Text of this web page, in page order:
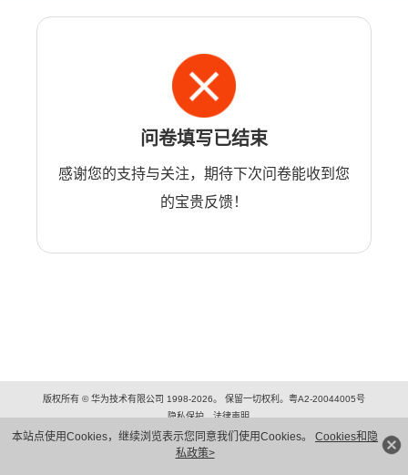
本站点使用Cookies，继续浏览表示您同意我们使用Cookies。 Cookies和隐
私政策>
问卷填写已结束
感谢您的支持与关注，期待下次问卷能收到您
的宝贵反馈！
版权所有 © 华为技术有限公司 1998-2026。 保留一切权利。粤A2-20044005号
隐私保护
法律声明